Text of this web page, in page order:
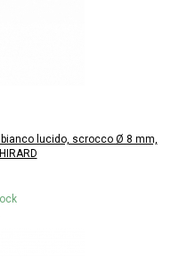
lucido, scrocco Ø 8 mm,